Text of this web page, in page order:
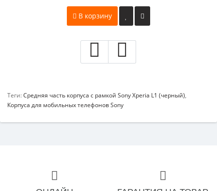
В корзину
Теги:Средняя часть корпуса с рамкой Sony Xperia L1 (черный),
Корпуса для мобильных телефонов Sony